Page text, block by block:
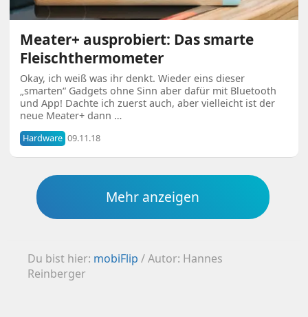
Meater+ ausprobiert: Das smarte
Fleischthermometer
Okay, ich weiß was ihr denkt. Wieder eins dieser
„smarten“ Gadgets ohne Sinn aber dafür mit Bluetooth
und App! Dachte ich zuerst auch, aber vielleicht ist der
neue Meater+ dann …
Hardware 09.11.18
Mehr anzeigen
Du bist hier: mobiFlip /Autor: Hannes
Reinberger